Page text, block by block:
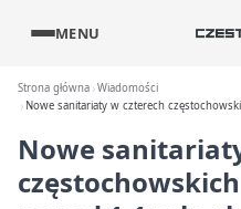
MENU
Strona główna Wiadomości
Nowe sanitariaty w czterech
Nowe